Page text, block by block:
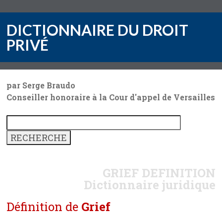
DICTIONNAIRE DU DROIT
PRIVÉ
par Serge Braudo
Conseiller honoraire à la Cour d'appel de Versailles
GRIEF DEFINITION
Dictionnaire juridique
Définition de Grief